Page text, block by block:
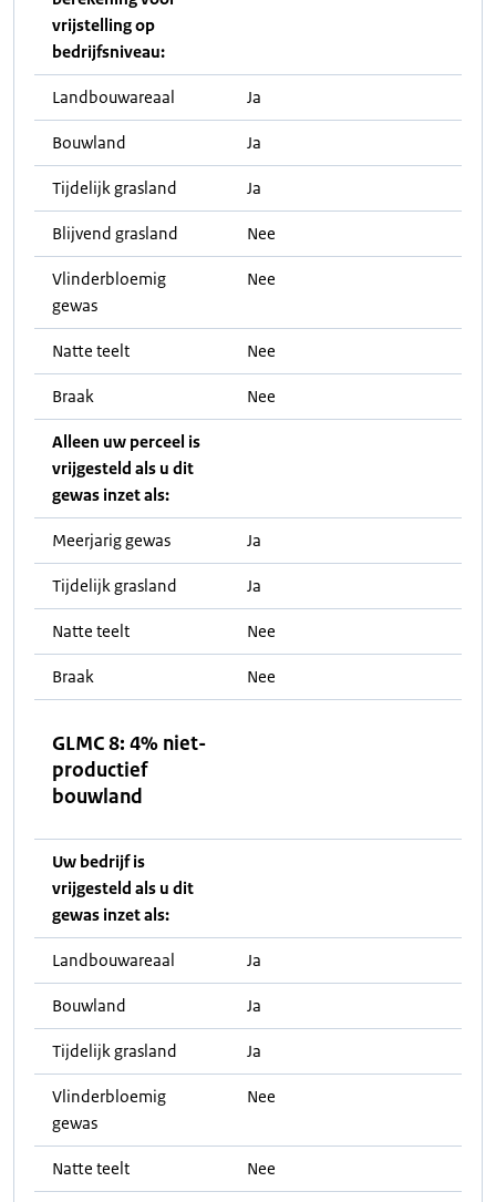
vrijstelling op
bedrijfsniveau:
Landbouwareaal Ja
Bouwland Ja
Tijdelijk grasland Ja
Blijvend grasland Nee
Vlinderbloemig
gewas
Nee
Natte teelt Nee
Braak Nee
Alleen uw perceel is
vrijgesteld als u dit
gewas inzet als:
Meerjarig gewas Ja
Tijdelijk grasland Ja
Natte teelt Nee
Braak Nee
GLMC 8: 4% niet-
productief
bouwland
Uw bedrijf is
vrijgesteld als u dit
gewas inzet als:
Landbouwareaal Ja
Bouwland Ja
Tijdelijk grasland Ja
Vlinderbloemig
gewas
Nee
Natte teelt Nee